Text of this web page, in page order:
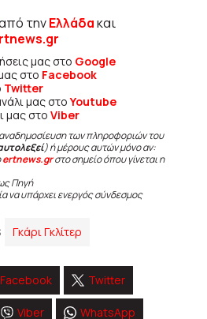
τηνΕλλάδακαι
μας στο Google
στο Facebook
Twitter
μας στοYoutube
μας στο Viber
των πληροφοριών του
) ή μέρους αυτών μόνο αν:
ertnews.grστο σημείο όπου γίνεται η
Πηγή
να υπάρχει ενεργός σύνδεσμος
Γκάρι Γκλίτερ
Facebook Twitter
Viber WhatsApp